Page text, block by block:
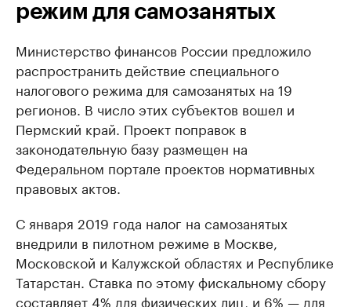
режим для самозанятых
Министерство финансов России предложило
распространить действие специального
налогового режима для самозанятых на 19
регионов. В число этих субъектов вошел и
Пермский край. Проект поправок в
законодательную базу размещен на
Федеральном портале проектов нормативных
правовых актов.
С января 2019 года налог на самозанятых
внедрили в пилотном режиме в Москве,
Московской и Калужской областях и Республике
Татарстан. Ставка по этому фискальному сбору
составляет 4% для физических лиц, и 6% — для